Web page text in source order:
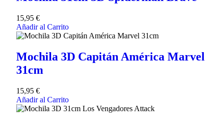
15,95 €
Añadir al Carrito
Mochila 3D Capitán América Marvel
31cm
15,95 €
Añadir al Carrito